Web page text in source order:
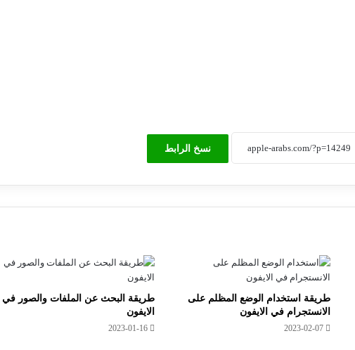
نسخ الرابط
طريقة استخدام الوضع المظلم على
الانستجرام في الايفون
2023-02-07
طريقة البحث عن الملفات والصور في
الايفون
2023-01-16